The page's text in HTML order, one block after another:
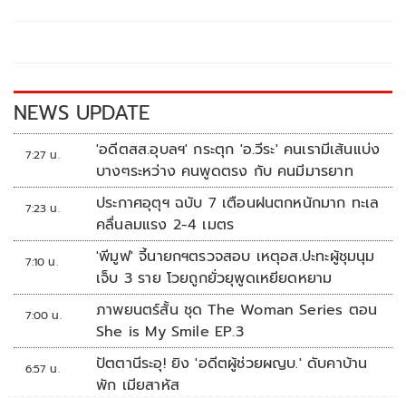
k k
NEWS UPDATE
7:27 น.
'อดีตสส.อุบลฯ' กระตุก 'อ.วีระ' คนเรามีเส้นแบ่ง
บางๆระหว่าง คนพูดตรง กับ คนมีมารยาท
7:23 น.
ประกาศอุตุฯ ฉบับ 7 เตือนฝนตกหนักมาก ทะเล
คลื่นลมแรง 2-4 เมตร
7:10 น.
'พีมูฟ' จี้นายกฯตรวจสอบ เหตุอส.ปะทะผู้ชุมนุม
เจ็บ 3 ราย โวยถูกยั่วยุพูดเหยียดหยาม
7:00 น.
ภาพยนตร์สั้น ชุด The Woman Series ตอน
She is My Smile EP.3
6:57 น.
ปัตตานีระอุ! ยิง 'อดีตผู้ช่วยผญบ.' ดับคาบ้าน
พัก เมียสาหัส